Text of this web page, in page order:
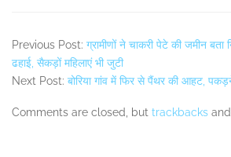
Previous Post: ग्रामीणों ने चाकरी पेटे की जमीन बता
ढहाई, सैकड़ों महिलाएं भी जुटी
Next Post: बोरिया गांव में फिर से पैंथर की आहट,
Comments are closed, but trackbacks